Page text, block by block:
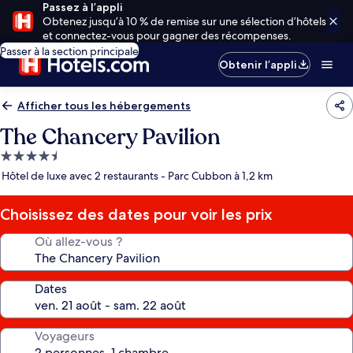
Passez à l’appli
Obtenez jusqu’à 10 % de remise sur une sélection d’hôtels
et connectez-vous pour gagner des récompenses.
Passer à la section principale
Obtenir l’appli
Afficher tous les hébergements
The Chancery Pavilion
Hébergement
4.5 étoiles
Hôtel de luxe avec 2 restaurants - Parc Cubbon à 1,2 km
Choisissez des dates pour voir les prix
Où allez-vous ?
Dates
Voyageurs